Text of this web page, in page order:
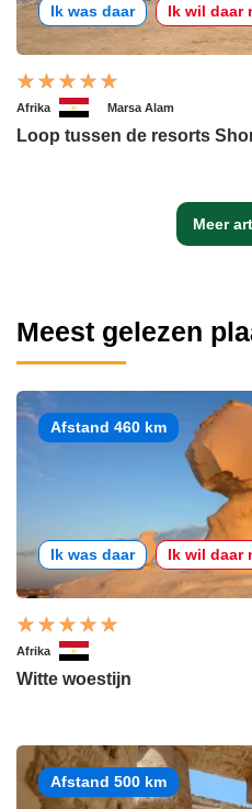
Ik was daar Ik wil daar
Afrika Marsa Alam
Loop tussen de resorts
Meer
Meest gelezen
Afstand 460 km
Ik was daar Ik wil daar
Afrika
Witte woestijn
Afstand 500 km